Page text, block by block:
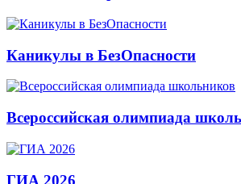
Каникулы в БезОпасности
Всероссийская олимпиада
ГИА 2026